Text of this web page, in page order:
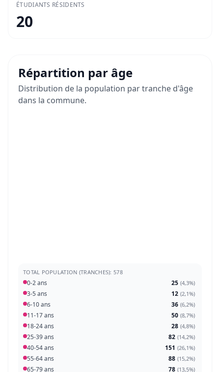
ÉTUDIANTS RÉSIDENTS
20
Répartition par âge
Distribution de la population par tranche d'âge
dans la commune.
TOTAL POPULATION (TRANCHES): 578
0-2 ans 25 (4,3%)
3-5 ans 12 (2,1%)
6-10 ans 36 (6,2%)
11-17 ans 50 (8,7%)
18-24 ans 28 (4,8%)
25-39 ans 82 (14,2%)
40-54 ans 151 (26,1%)
55-64 ans 88 (15,2%)
65-79 ans 78 (13,5%)